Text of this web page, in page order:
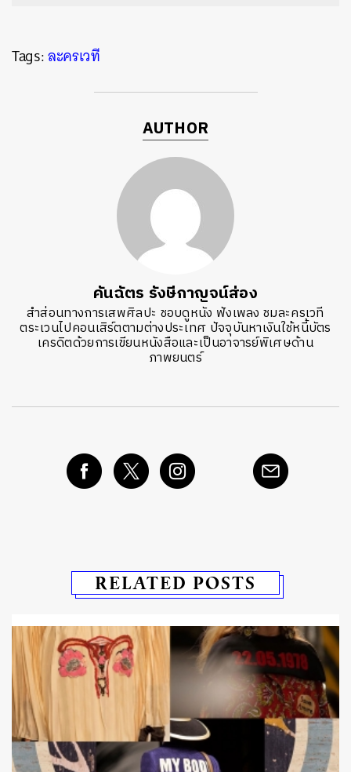
Tags:ละครเวที
AUTHOR
คันฉัตร รังษีกาญจน์ส่อง
สำส่อนทางการเสพศิลปะ ชอบดูหนัง ฟังเพลง ชมละครเวที
ตระเวนไปคอนเสิร์ตตามต่างประเทศ ปัจจุบันหาเงินใช้หนี้บัตร
เครดิตด้วยการเขียนหนังสือและเป็นอาจารย์พิเศษด้าน
ภาพยนตร์
RELATED POSTS